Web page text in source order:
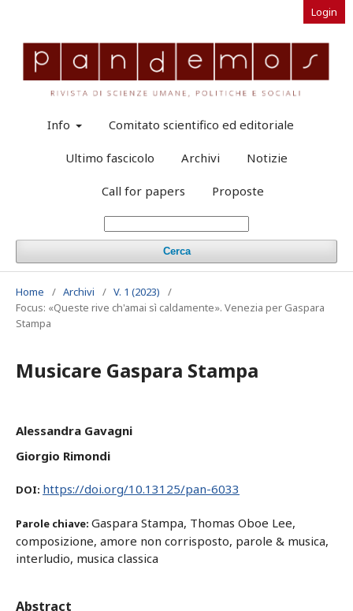
Info Comitato scientifico ed editoriale
Ultimo fascicolo Archivi Notizie
Call for papers Proposte
Cerca
Login
Home / Archivi / V. 1 (2023)
/
Focus: «Queste rive ch'amai sì caldamente». Venezia per Gaspara
Stampa
Musicare Gaspara Stampa
Alessandra Gavagni
Giorgio Rimondi
DOI: https://doi.org/10.13125/pan-6033
Parole chiave: Gaspara Stampa, Thomas Oboe Lee,
composizione, amore non corrisposto, parole & musica,
interludio, musica classica
Abstract